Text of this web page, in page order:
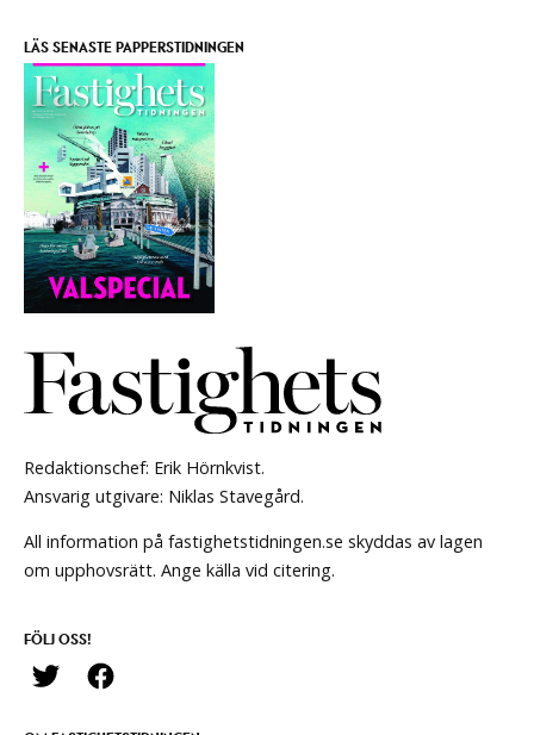
Redaktionschef: Erik Hörnkvist.
Ansvarig utgivare: Niklas Stavegård.
All information på fastighetstidningen.se skyddas av lagen
om upphovsrätt. Ange källa vid citering.
FÖLJ OSS!
LÄS SENASTE PAPPERSTIDNINGEN